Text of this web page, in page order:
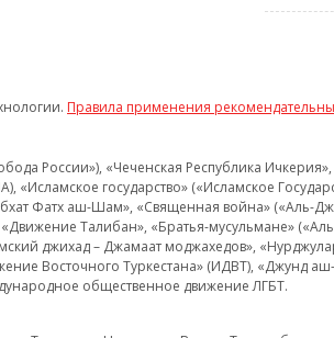
Правила применения
России»), «Чеченская Республика Ичкерия»,
«Исламское государство» («Исламское
Фатх аш-Шам», «Священная война» («Аль-
Талибан», «Братья-мусульмане»
джихад – Джамаат моджахедов»,
Восточного Туркестана» (ИДВТ), «Джунд
общественное движение ЛГБТ.